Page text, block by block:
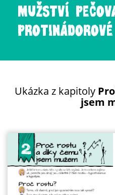
MUŽSTVÍ
Ukázka z kapitoly
jsem